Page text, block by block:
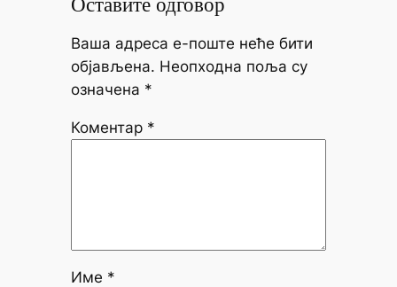
Ваша адреса е-поште неће бити
објављена. Неопходна поља су
означена *
Коментар *
Име *